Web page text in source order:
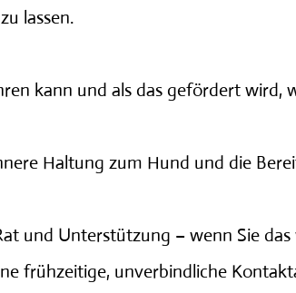
lassen.
kann und als das gefördert wird,
Haltung zum Hund und die
und Unterstützung – wenn Sie das
frühzeitige, unverbindliche